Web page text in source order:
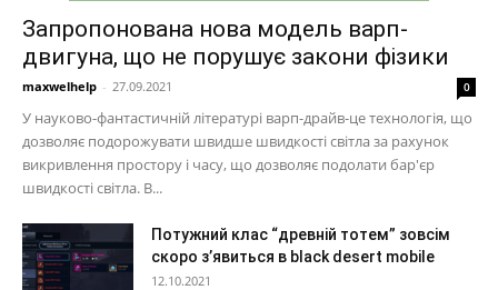
Запропонована нова модель варп-
двигуна, що не порушує закони фізики
maxwelhelp - 27.09.2021 0
У науково-фантастичній літературі варп-драйв-це технологія, що
дозволяє подорожувати швидше швидкості світла за рахунок
викривлення простору і часу, що дозволяє подолати бар'єр
швидкості світла. В...
Потужний клас “древній тотем” зовсім
скоро з’явиться в black desert mobile
12.10.2021